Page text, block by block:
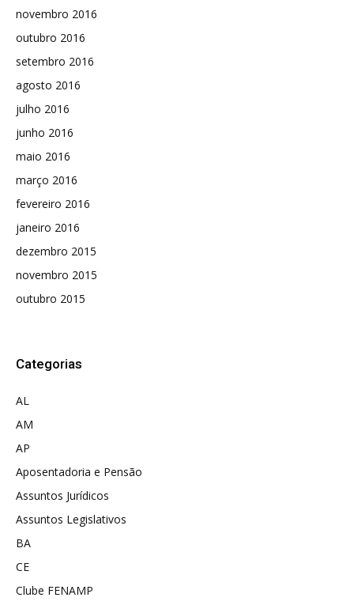
novembro 2016
outubro 2016
setembro 2016
agosto 2016
julho 2016
junho 2016
maio 2016
março 2016
fevereiro 2016
janeiro 2016
dezembro 2015
novembro 2015
outubro 2015
Categorias
AL
AM
AP
Aposentadoria e Pensão
Assuntos Jurídicos
Assuntos Legislativos
BA
CE
Clube FENAMP